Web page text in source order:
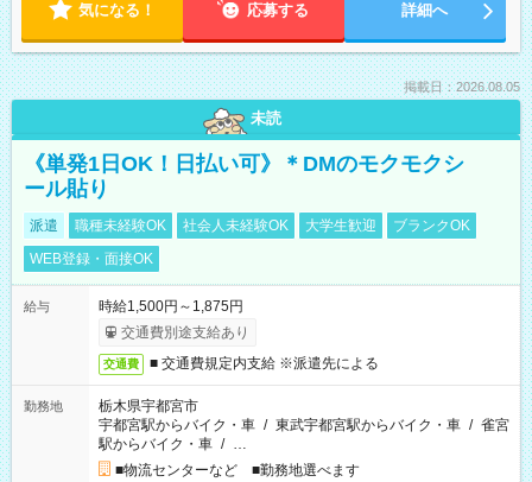
気になる！ 応募する 詳細へ
掲載日：2026.08.05
未読
《単発1日OK！日払い可》＊DMのモクモクシ
ール貼り
派遣 職種未経験OK 社会人未経験OK 大学生歓迎
ブランクOK
WEB登録・面接OK
給与
時給1,500円～1,875円
交通費別途支給あり
交通費 ■ 交通費規定内支給 ※派遣先による
勤務地
栃木県宇都宮市
宇都宮駅からバイク・車 / 東武宇都宮駅からバイク・車 / 雀宮
駅からバイク・車 / …
■物流センターなど ■勤務地選べます